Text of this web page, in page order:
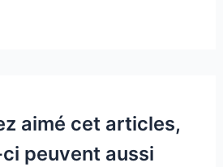
aimé cet articles,
peuvent aussi